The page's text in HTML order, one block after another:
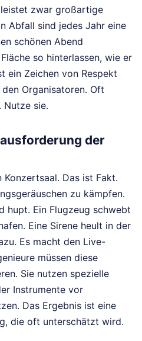
zwar großartige
Abfall sind jedes Jahr eine
schönen Abend
so hinterlassen, wie er
ein Zeichen von Respekt
Organisatoren. Oft
sie.
der
Das ist Fakt.
zu kämpfen.
hupt. Ein Flugzeug schwebt
Eine Sirene heult in der
Es macht den Live-
müssen diese
Sie nutzen spezielle
Instrumente vor
Das Ergebnis ist eine
die oft unterschätzt wird.